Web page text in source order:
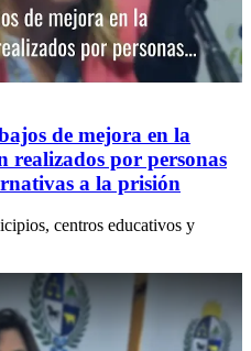
de mejora en la
realizados por personas
a la prisión
centros educativos y